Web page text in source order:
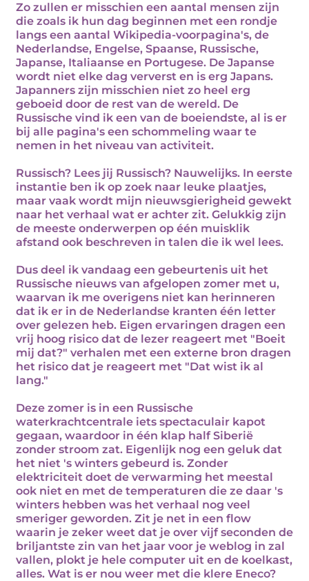
Zo zullen er misschien een aantal mensen zijn
die zoals ik hun dag beginnen met een rondje
langs een aantal Wikipedia-voorpagina's, de
Nederlandse, Engelse, Spaanse, Russische,
Japanse, Italiaanse en Portugese. De Japanse
wordt niet elke dag ververst en is erg Japans.
Japanners zijn misschien niet zo heel erg
geboeid door de rest van de wereld. De
Russische vind ik een van de boeiendste, al is er
bij alle pagina's een schommeling waar te
nemen in het niveau van activiteit.
Russisch? Lees jij Russisch? Nauwelijks. In eerste
instantie ben ik op zoek naar leuke plaatjes,
maar vaak wordt mijn nieuwsgierigheid gewekt
naar het verhaal wat er achter zit. Gelukkig zijn
de meeste onderwerpen op één muisklik
afstand ook beschreven in talen die ik wel lees.
Dus deel ik vandaag een gebeurtenis uit het
Russische nieuws van afgelopen zomer met u,
waarvan ik me overigens niet kan herinneren
dat ik er in de Nederlandse kranten één letter
over gelezen heb. Eigen ervaringen dragen een
vrij hoog risico dat de lezer reageert met "Boeit
mij dat?" verhalen met een externe bron dragen
het risico dat je reageert met "Dat wist ik al
lang."
Deze zomer is in een Russische
waterkrachtcentrale iets spectaculair kapot
gegaan, waardoor in één klap half Siberië
zonder stroom zat. Eigenlijk nog een geluk dat
het niet 's winters gebeurd is. Zonder
elektriciteit doet de verwarming het meestal
ook niet en met de temperaturen die ze daar 's
winters hebben was het verhaal nog veel
smeriger geworden. Zit je net in een flow
waarin je zeker weet dat je over vijf seconden de
briljantste zin van het jaar voor je weblog in zal
vallen, plokt je hele computer uit en de koelkast,
alles. Wat is er nou weer met die klere Eneco?